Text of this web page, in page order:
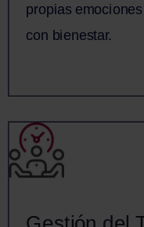
propias
con bienestar.
bienestar.